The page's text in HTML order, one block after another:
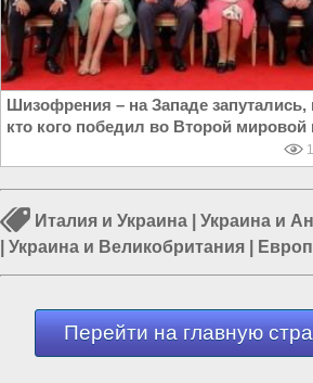
Шизофрения – на Западе запутались,
кто кого победил во Второй мировой
Италия и Украина Украина и
Украина и Великобритания
Россия и Запад|Россия и Евразия
Перейти на главную